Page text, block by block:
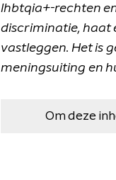
lhbtqia+-rechten
discriminatie, haat
vastleggen. Het is
meningsuiting en
Om deze